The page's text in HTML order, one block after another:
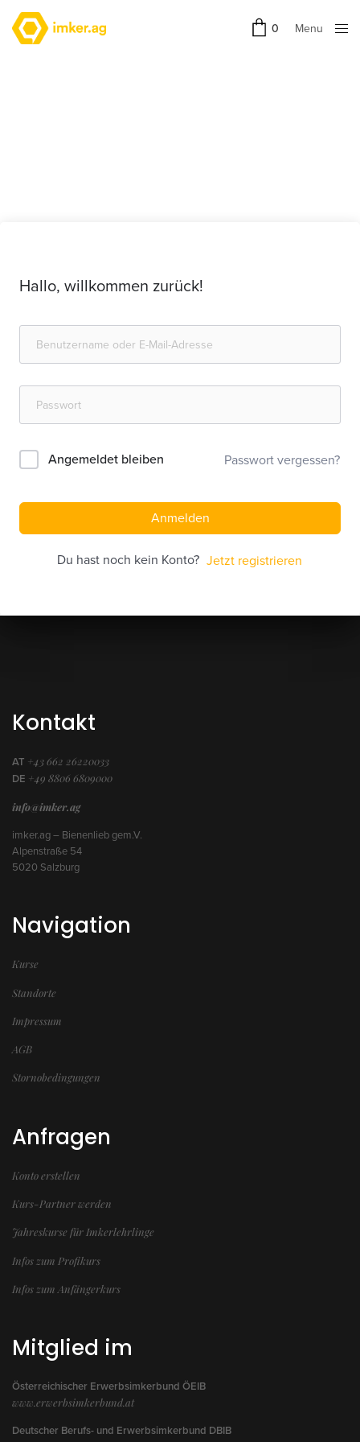
0
Menu
Hallo, willkommen zurück!
Angemeldet bleiben Passwort vergessen?
Anmelden
Du hast noch kein Konto? Jetzt registrieren
Kontakt
AT +43 662 26220033
DE +49 8806 6809000
info@imker.ag
imker.ag – Bienenlieb gem.V.
Alpenstraße 54
5020 Salzburg
Navigation
Kurse
Standorte
Impressum
AGB
Stornobedingungen
Anfragen
Konto erstellen
Kurs-Partner werden
Jahreskurse für Imkerlehrlinge
Infos zum Profikurs
Infos zum Anfängerkurs
Mitglied im
Österreichischer Erwerbsimkerbund ÖEIB
www.erwerbsimkerbund.at
Deutscher Berufs- und Erwerbsimkerbund DBIB